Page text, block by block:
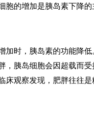
的增加是胰岛素下降的
加时，胰岛素的功能降
，胰岛细胞会因超载而
观察发现，肥胖往往是